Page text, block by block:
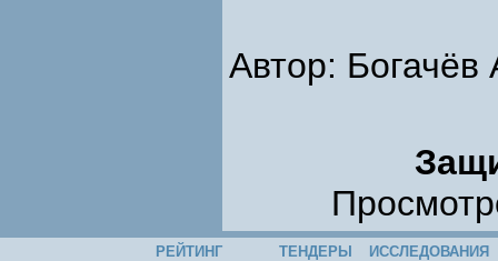
Автор: Богачёв
РЕЙТИНГ ТЕНДЕРЫ ИССЛЕДОВАНИЯ